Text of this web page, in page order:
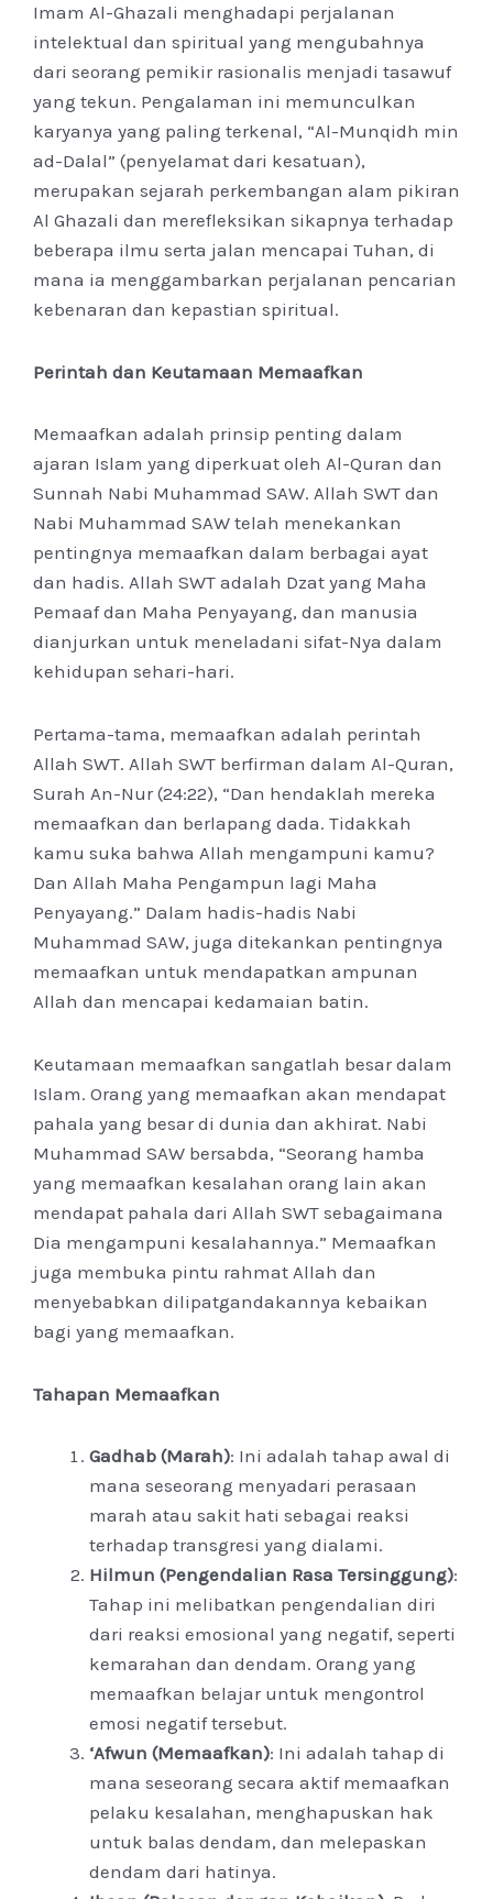
Imam Al-Ghazali menghadapi perjalanan
intelektual dan spiritual yang mengubahnya
dari seorang pemikir rasionalis menjadi tasawuf
yang tekun. Pengalaman ini memunculkan
karyanya yang paling terkenal, “Al-Munqidh min
ad-Dalal” (penyelamat dari kesatuan),
merupakan sejarah perkembangan alam pikiran
Al Ghazali dan merefleksikan sikapnya terhadap
beberapa ilmu serta jalan mencapai Tuhan, di
mana ia menggambarkan perjalanan pencarian
kebenaran dan kepastian spiritual.
Perintah dan Keutamaan Memaafkan
Memaafkan adalah prinsip penting dalam
ajaran Islam yang diperkuat oleh Al-Quran dan
Sunnah Nabi Muhammad SAW. Allah SWT dan
Nabi Muhammad SAW telah menekankan
pentingnya memaafkan dalam berbagai ayat
dan hadis. Allah SWT adalah Dzat yang Maha
Pemaaf dan Maha Penyayang, dan manusia
dianjurkan untuk meneladani sifat-Nya dalam
kehidupan sehari-hari.
Pertama-tama, memaafkan adalah perintah
Allah SWT. Allah SWT berfirman dalam Al-Quran,
Surah An-Nur (24:22), “Dan hendaklah mereka
memaafkan dan berlapang dada. Tidakkah
kamu suka bahwa Allah mengampuni kamu?
Dan Allah Maha Pengampun lagi Maha
Penyayang.” Dalam hadis-hadis Nabi
Muhammad SAW, juga ditekankan pentingnya
memaafkan untuk mendapatkan ampunan
Allah dan mencapai kedamaian batin.
Keutamaan memaafkan sangatlah besar dalam
Islam. Orang yang memaafkan akan mendapat
pahala yang besar di dunia dan akhirat. Nabi
Muhammad SAW bersabda, “Seorang hamba
yang memaafkan kesalahan orang lain akan
mendapat pahala dari Allah SWT sebagaimana
Dia mengampuni kesalahannya.” Memaafkan
juga membuka pintu rahmat Allah dan
menyebabkan dilipatgandakannya kebaikan
bagi yang memaafkan.
Tahapan Memaafkan
Gadhab (Marah): Ini adalah tahap awal di
mana seseorang menyadari perasaan
marah atau sakit hati sebagai reaksi
terhadap transgresi yang dialami.
Hilmun (Pengendalian Rasa Tersinggung):
Tahap ini melibatkan pengendalian diri
dari reaksi emosional yang negatif, seperti
kemarahan dan dendam. Orang yang
memaafkan belajar untuk mengontrol
emosi negatif tersebut.
‘Afwun (Memaafkan): Ini adalah tahap di
mana seseorang secara aktif memaafkan
pelaku kesalahan, menghapuskan hak
untuk balas dendam, dan melepaskan
dendam dari hatinya.